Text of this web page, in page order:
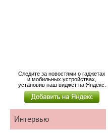
Следите за новостями о гаджетах
и мобильных устройствах,
установив наш виджет на Яндекс.
Интервью